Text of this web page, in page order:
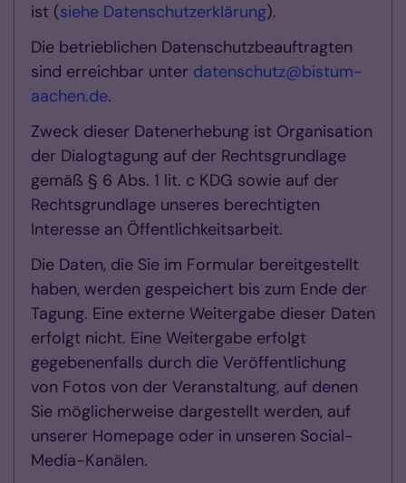
ist (siehe Datenschutzerklärung).
Die betrieblichen Datenschutzbeauftragten
sind erreichbar unter datenschutz@bistum-
aachen.de.
Zweck dieser Datenerhebung ist Organisation
der Dialogtagung auf der Rechtsgrundlage
gemäß § 6 Abs. 1 lit. c KDG sowie auf der
Rechtsgrundlage unseres berechtigten
Interesse an Öffentlichkeitsarbeit.
Die Daten, die Sie im Formular bereitgestellt
haben, werden gespeichert bis zum Ende der
Tagung. Eine externe Weitergabe dieser Daten
erfolgt nicht. Eine Weitergabe erfolgt
gegebenenfalls durch die Veröffentlichung
von Fotos von der Veranstaltung, auf denen
Sie möglicherweise dargestellt werden, auf
unserer Homepage oder in unseren Social-
Media-Kanälen.